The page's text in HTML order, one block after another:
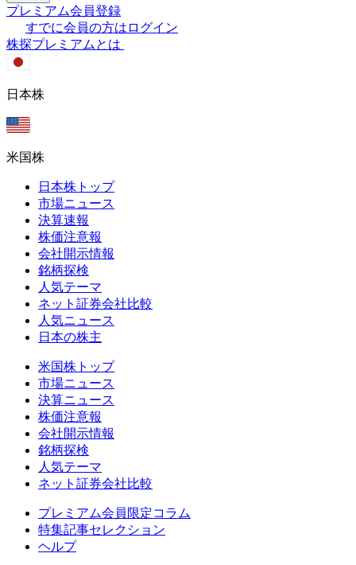
プレミアム会員登録
すでに会員の方はログイン
株探プレミアムとは
日本株
米国株
日本株トップ
市場ニュース
決算速報
株価注意報
会社開示情報
銘柄探検
人気テーマ
ネット証券会社比較
人気ニュース
日本の株主
米国株トップ
市場ニュース
決算ニュース
株価注意報
会社開示情報
銘柄探検
人気テーマ
ネット証券会社比較
プレミアム会員限定コラム
特集記事セレクション
ヘルプ